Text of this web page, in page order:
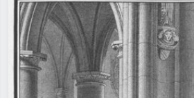
Hokusai-golf, naakt.